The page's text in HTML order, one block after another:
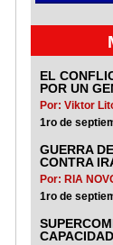
EL
POR UN
Por: Viktor
1ro de
GUERRA
CONTRA
Por: RIA
1ro de